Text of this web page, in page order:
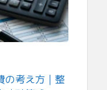
の考え方｜整